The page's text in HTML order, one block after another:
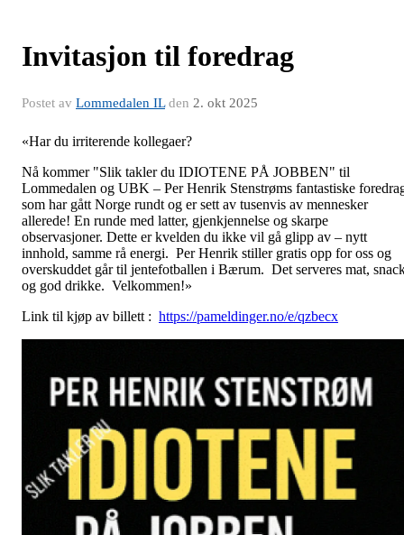
Invitasjon til foredrag
Postet av Lommedalen ILden 2. okt 2025
«Har du irriterende kollegaer?
Nå kommer "Slik takler du IDIOTENE PÅ JOBBEN" til
Lommedalen og UBK – Per Henrik Stenstrøms fantastiske
som har gått Norge rundt og er sett av tusenvis av mennesker
allerede! En runde med latter, gjenkjennelse og skarpe
observasjoner. Dette er kvelden du ikke vil gå glipp av – nytt
innhold, samme rå energi. Per Henrik stiller gratis opp for oss og
overskuddet går til jentefotballen i Bærum. Det serveres mat,
og god drikke. Velkommen!»
Link til kjøp av billett : https://pameldinger.no/e/qzbecx